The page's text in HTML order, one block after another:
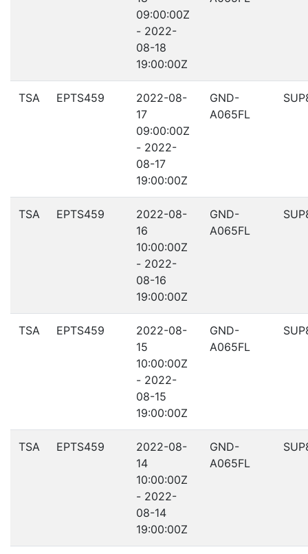
09:00:00Z
- 2022-
08-18
19:00:00Z
TSA EPTS459
2022-08-
17
09:00:00Z
- 2022-
08-17
19:00:00Z
GND-
A065FL
TSA EPTS459
2022-08-
16
10:00:00Z
- 2022-
08-16
19:00:00Z
GND-
A065FL
TSA EPTS459
2022-08-
15
10:00:00Z
- 2022-
08-15
19:00:00Z
GND-
A065FL
TSA EPTS459
2022-08-
14
10:00:00Z
- 2022-
08-14
19:00:00Z
GND-
A065FL